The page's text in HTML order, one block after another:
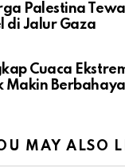
Palestina
di Jalur Gaza
Cuaca
Makin Berbahaya
MAY ALSO